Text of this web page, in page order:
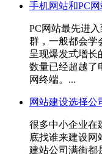
手机网站和PC
PC网站最先进
群，一般都会学
呈现爆发式增长
数量已经超越了
网终端。...
网站建设选择公
很多中小企业在
底找谁来建设网
建站公司满街都